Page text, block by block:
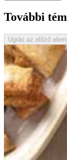
További
Ugrás az előző